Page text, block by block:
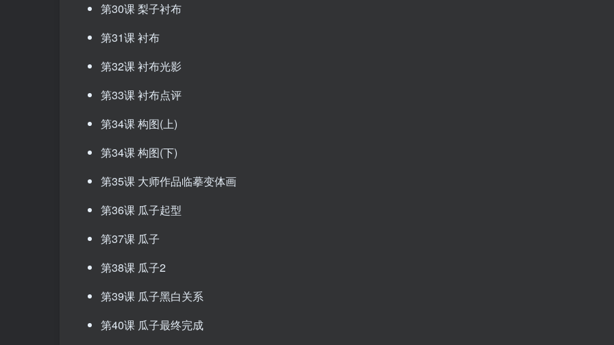
第30课 梨子衬布
第31课 衬布
第32课 衬布光影
第33课 衬布点评
第34课 构图(上)
第34课 构图(下)
第35课 大师作品临摹变体画
第36课 瓜子起型
第37课 瓜子
第38课 瓜子2
第39课 瓜子黑白关系
第40课 瓜子最终完成